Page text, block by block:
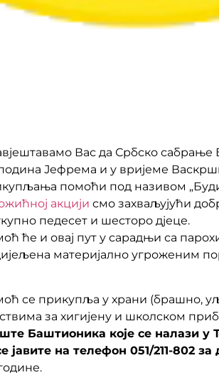
Вас да Србско
Јефрема и у вријеме
помоћи под називом
акцији смо захваљујући
педесет и шесторо дјеце.
ће и овај пут у сарадњи са
материјално угроженим
се прикупља у храни (брашно,
за хигијену и школском
Баштионика које се налази у
на телефон 051/211-802 за